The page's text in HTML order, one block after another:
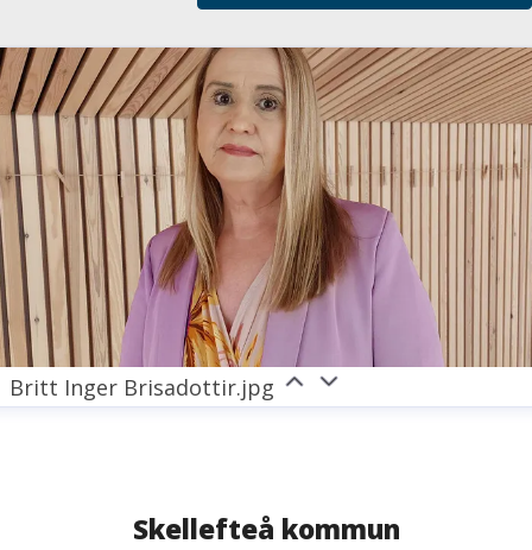
073-020 70 64
Britt Inger Brisadottir.jpg
Skellefteå kommun